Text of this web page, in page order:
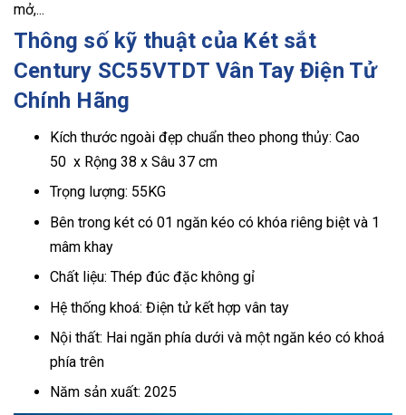
mở,...
Thông số kỹ thuật của Két sắt
Century SC55VTDT Vân Tay Điện Tử
Chính Hãng
Kích thước ngoài đẹp chuẩn theo phong thủy: Cao
50 x Rộng 38 x Sâu 37 cm
Trọng lượng: 55KG
Bên trong két có 01 ngăn kéo có khóa riêng biệt và 1
mâm khay
Chất liệu: Thép đúc đặc không gỉ
Hệ thống khoá: Điện tử kết hợp vân tay
Nội thất: Hai ngăn phía dưới và một ngăn kéo có khoá
phía trên
Năm sản xuất: 2025